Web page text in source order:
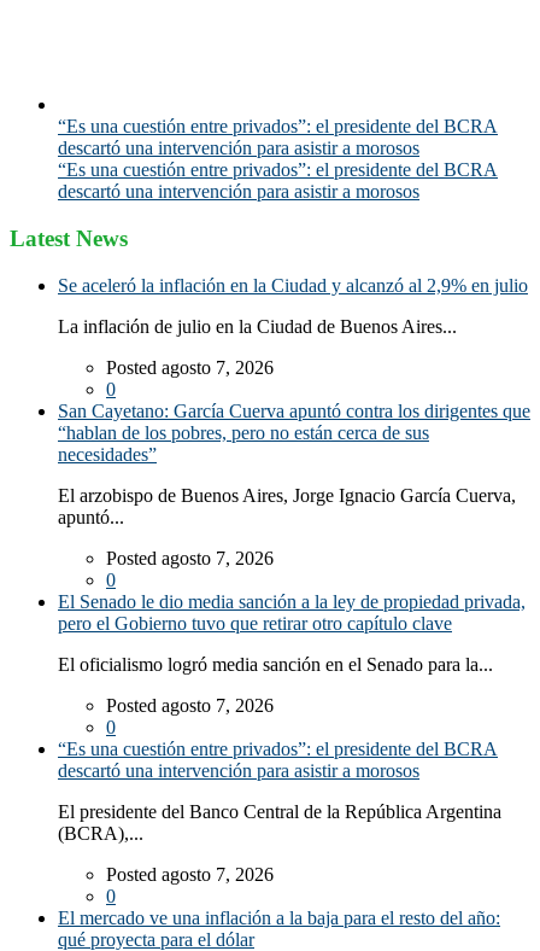
“Es una cuestión entre privados”: el presidente del BCRA
descartó una intervención para asistir a morosos
“Es una cuestión entre privados”: el presidente del BCRA
descartó una intervención para asistir a morosos
Latest News
Se aceleró la inflación en la Ciudad y alcanzó al 2,9% en julio
La inflación de julio en la Ciudad de Buenos Aires...
Posted agosto 7, 2026
0
San Cayetano: García Cuerva apuntó contra los dirigentes que
“hablan de los pobres, pero no están cerca de sus
necesidades”
El arzobispo de Buenos Aires, Jorge Ignacio García Cuerva,
apuntó...
Posted agosto 7, 2026
0
El Senado le dio media sanción a la ley de propiedad privada,
pero el Gobierno tuvo que retirar otro capítulo clave
El oficialismo logró media sanción en el Senado para la...
Posted agosto 7, 2026
0
“Es una cuestión entre privados”: el presidente del BCRA
descartó una intervención para asistir a morosos
El presidente del Banco Central de la República Argentina
(BCRA),...
Posted agosto 7, 2026
0
El mercado ve una inflación a la baja para el resto del año:
qué proyecta para el dólar